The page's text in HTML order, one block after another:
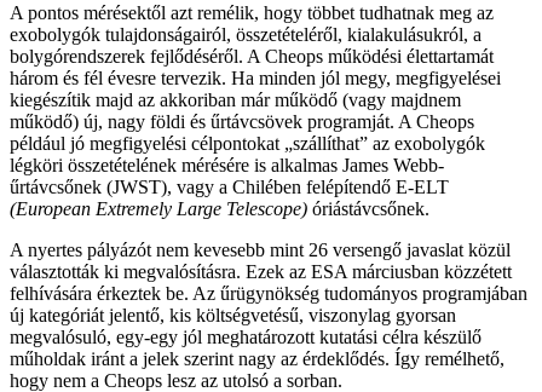
A pontos mérésektől azt remélik, hogy többet tudhatnak meg az
exobolygók tulajdonságairól, összetételéről, kialakulásukról, a
bolygórendszerek fejlődéséről. A Cheops működési élettartamát
három és fél évesre tervezik. Ha minden jól megy, megfigyelései
kiegészítik majd az akkoriban már működő (vagy majdnem
működő) új, nagy földi és űrtávcsövek programját. A Cheops
például jó megfigyelési célpontokat „szállíthat” az exobolygók
légköri összetételének mérésére is alkalmas James Webb-
űrtávcsőnek (JWST), vagy a Chilében felépítendő E-ELT
(European Extremely Large Telescope) óriástávcsőnek.
A nyertes pályázót nem kevesebb mint 26 versengő javaslat közül
választották ki megvalósításra. Ezek az ESA márciusban közzétett
felhívására érkeztek be. Az űrügynökség tudományos programjában
új kategóriát jelentő, kis költségvetésű, viszonylag gyorsan
megvalósuló, egy-egy jól meghatározott kutatási célra készülő
műholdak iránt a jelek szerint nagy az érdeklődés. Így remélhető,
hogy nem a Cheops lesz az utolsó a sorban.